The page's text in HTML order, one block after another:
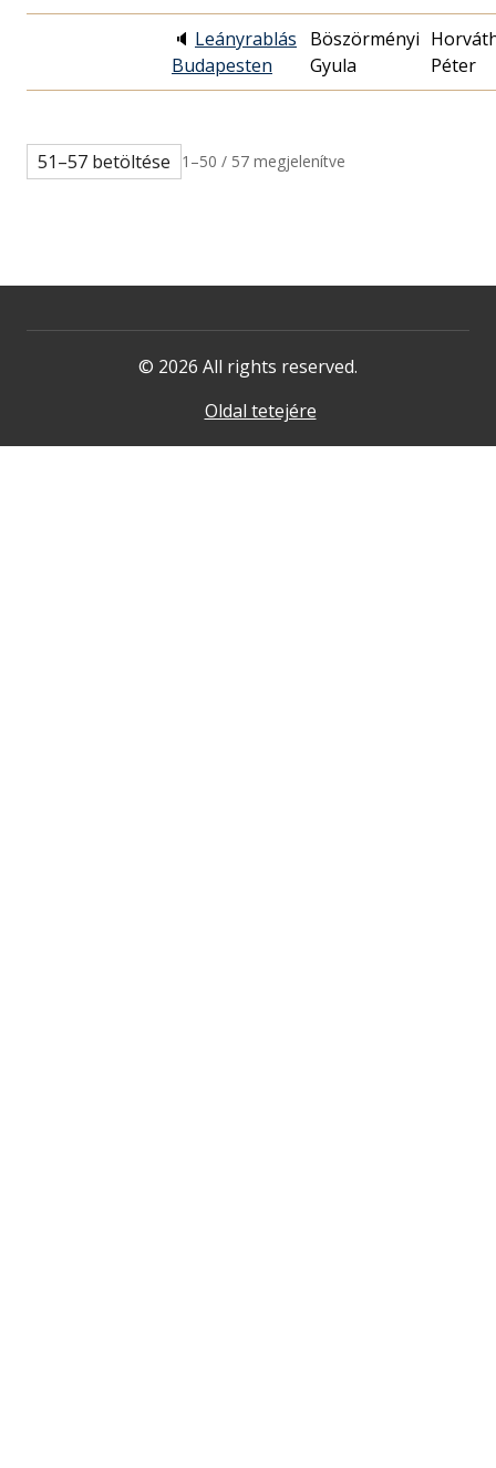
🔈 Leányrablás
Budapesten
Böszörményi
Gyula
Péter
51–57 betöltése 1–50 / 57 megjelenítve
© 2026 All rights reserved.
Oldal tetejére